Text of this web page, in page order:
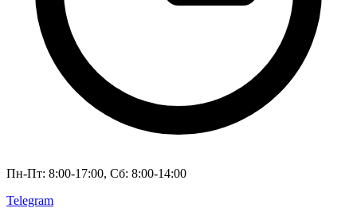
Пн-Пт: 8:00-17:00, Сб: 8:00-14:00
Telegram